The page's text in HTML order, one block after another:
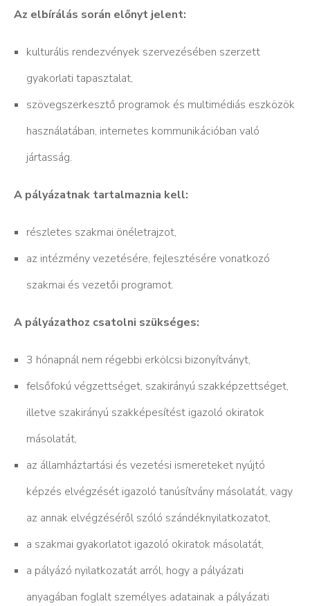
Az elbírálás során előnyt jelent:
kulturális rendezvények szervezésében szerzett
gyakorlati tapasztalat,
szövegszerkesztő programok és multimédiás eszközök
használatában, internetes kommunikációban való
jártasság.
A pályázatnak tartalmaznia kell:
részletes szakmai önéletrajzot,
az intézmény vezetésére, fejlesztésére vonatkozó
szakmai és vezetői programot.
A pályázathoz csatolni szükséges:
3 hónapnál nem régebbi erkölcsi bizonyítványt,
felsőfokú végzettséget, szakirányú szakképzettséget,
illetve szakirányú szakképesítést igazoló okiratok
másolatát,
az államháztartási és vezetési ismereteket nyújtó
képzés elvégzését igazoló tanúsítvány másolatát, vagy
az annak elvégzéséről szóló szándéknyilatkozatot,
a szakmai gyakorlatot igazoló okiratok másolatát,
a pályázó nyilatkozatát arról, hogy a pályázati
anyagában foglalt személyes adatainak a pályázati